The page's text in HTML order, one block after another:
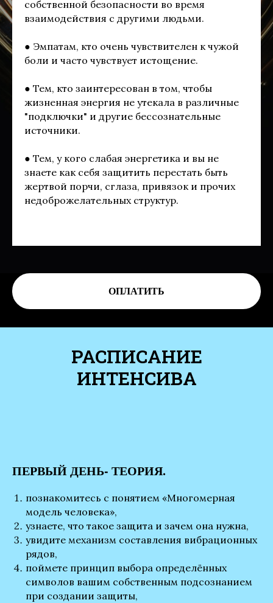
собственной безопасности во время
взаимодействия с другими людьми.
● Эмпатам, кто очень чувствителен к чужой
боли и часто чувствует истощение.
● Тем, кто заинтересован в том, чтобы
жизненная энергия не утекала в различные
"подключки" и другие бессознательные
источники.
● Тем, у кого слабая энергетика и вы не
знаете как себя защитить перестать быть
жертвой порчи, сглаза, привязок и прочих
недоброжелательных структур.
ОПЛАТИТЬ
РАСПИСАНИЕ
ИНТЕНСИВА
ПЕРВЫЙ ДЕНЬ- ТЕОРИЯ.
познакомитесь с понятием «Многомерная
модель человека»,
узнаете, что такое защита и зачем она нужна,
увидите механизм составления вибрационных
рядов,
поймете принцип выбора определённых
символов вашим собственным подсознанием
при создании защиты,